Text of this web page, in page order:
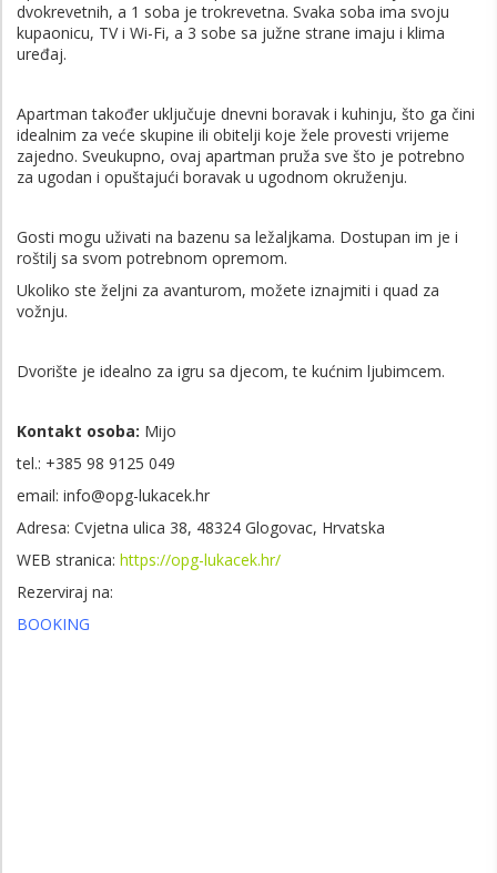
dvokrevetnih, a 1 soba je trokrevetna. Svaka soba ima svoju
kupaonicu, TV i Wi-Fi, a 3 sobe sa južne strane imaju i klima
uređaj.
Apartman također uključuje dnevni boravak i kuhinju, što ga čini
idealnim za veće skupine ili obitelji koje žele provesti vrijeme
zajedno. Sveukupno, ovaj apartman pruža sve što je potrebno
za ugodan i opuštajući boravak u ugodnom okruženju.
Gosti mogu uživati na bazenu sa ležaljkama. Dostupan im je i
roštilj sa svom potrebnom opremom.
Ukoliko ste željni za avanturom, možete iznajmiti i quad za
vožnju.
Dvorište je idealno za igru sa djecom, te kućnim ljubimcem.
Kontakt osoba: Mijo
tel.: +385 98 9125 049
email: info@opg-lukacek.hr
Adresa: Cvjetna ulica 38, 48324 Glogovac, Hrvatska
WEB stranica: https://opg-lukacek.hr/
Rezerviraj na:
BOOKING